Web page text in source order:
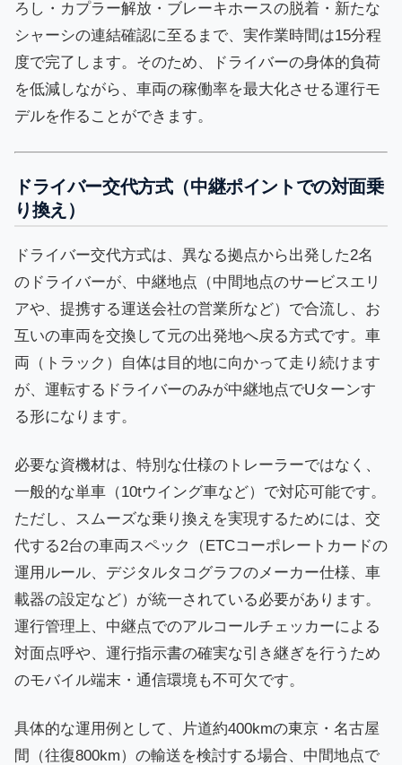
ろし・カプラー解放・ブレーキホースの脱着・新たな
シャーシの連結確認に至るまで、実作業時間は15分程
度で完了します。そのため、ドライバーの身体的負荷
を低減しながら、車両の稼働率を最大化させる運行モ
デルを作ることができます。
ドライバー交代方式（中継ポイントでの対面乗
り換え）
ドライバー交代方式は、異なる拠点から出発した2名
のドライバーが、中継地点（中間地点のサービスエリ
アや、提携する運送会社の営業所など）で合流し、お
互いの車両を交換して元の出発地へ戻る方式です。車
両（トラック）自体は目的地に向かって走り続けます
が、運転するドライバーのみが中継地点でUターンす
る形になります。
必要な資機材は、特別な仕様のトレーラーではなく、
一般的な単車（10tウイング車など）で対応可能です。
ただし、スムーズな乗り換えを実現するためには、交
代する2台の車両スペック（ETCコーポレートカードの
運用ルール、デジタルタコグラフのメーカー仕様、車
載器の設定など）が統一されている必要があります。
運行管理上、中継点でのアルコールチェッカーによる
対面点呼や、運行指示書の確実な引き継ぎを行うため
のモバイル端末・通信環境も不可欠です。
具体的な運用例として、片道約400kmの東京・名古屋
間（往復800km）の輸送を検討する場合、中間地点で